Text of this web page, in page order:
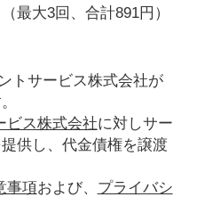
最大3回、合計891円）
トサービス株式会社が
ビス株式会社に対しサー
供し、代金債権を譲渡
事項および、 プライバシ